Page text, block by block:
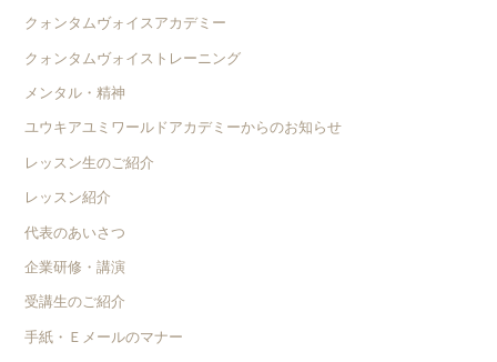
クォンタムヴォイスアカデミー
クォンタムヴォイストレーニング
メンタル・精神
ユウキアユミワールドアカデミーからのお知らせ
レッスン生のご紹介
レッスン紹介
代表のあいさつ
企業研修・講演
受講生のご紹介
手紙・Ｅメールのマナー